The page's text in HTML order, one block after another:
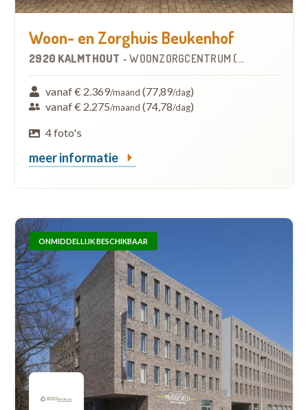
Woon- en Zorghuis Beukenhof
2920 KALMTHOUT -WOONZORGCENTRUM (WZC)
vanaf € 2.369/maand (77,89/dag)
vanaf € 2.275/maand (74,78/dag)
4 foto's
meer informatie
ONMIDDELLIJK BESCHIKBAAR